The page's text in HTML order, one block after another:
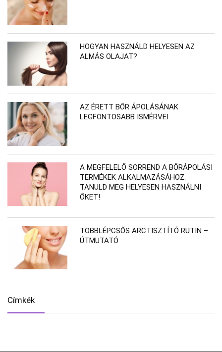
HOGYAN HASZNÁLD HELYESEN AZ
ALMÁS OLAJAT?
AZ ÉRETT BŐR ÁPOLÁSÁNAK
LEGFONTOSABB ISMÉRVEI
A MEGFELELŐ SORREND A BŐRÁPOLÁSI
TERMÉKEK ALKALMAZÁSÁHOZ.
TANULD MEG HELYESEN HASZNÁLNI
ŐKET!
TÖBBLÉPCSŐS ARCTISZTÍTÓ RUTIN –
ÚTMUTATÓ
Címkék